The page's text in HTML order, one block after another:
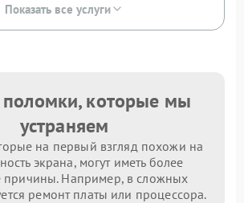
Показать все услуги
поломки, которые мы
устраняем
на первый взгляд похожи на
экрана, могут иметь более
причины. Например, в сложных
ремонт платы или процессора.